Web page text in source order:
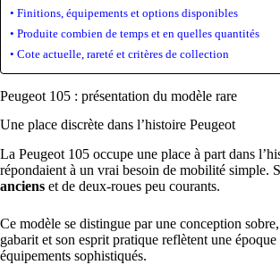
Finitions, équipements et options disponibles
Produite combien de temps et en quelles quantités
Cote actuelle, rareté et critères de collection
Peugeot 105 : présentation du modèle rare
Une place discrète dans l’histoire Peugeot
La Peugeot 105 occupe une place à part dans
répondaient à un vrai besoin de mobilité simple.
anciens et de deux-roues peu courants.
Ce modèle se distingue par une conception
gabarit et son esprit pratique reflètent une époque
équipements sophistiqués.